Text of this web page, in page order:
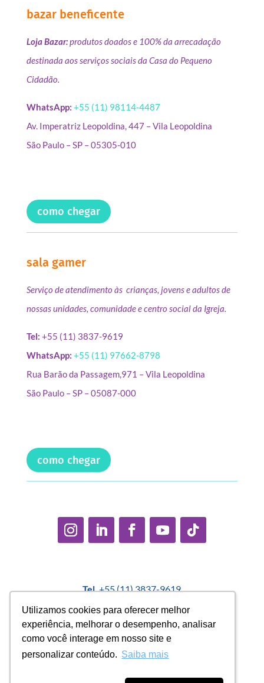
Utilizamos cookies para oferecer melhor
experiência, melhorar o desempenho, analisar
como você interage em nosso site e
personalizar conteúdo. Saiba mais
Utilizamos cookies para oferecer melhor
experiência, melhorar o desempenho, analisar
como você interage em nosso site e
personalizar conteúdo. Saiba mais
bazar beneficente
Loja Bazar:produtos doados e 100% da arrecadação
destinada aos serviços sociais da Casa do Pequeno
Cidadão.
WhatsApp: +55 (11) 98114-4487
Av. Imperatriz Leopoldina, 447 – Vila Leopoldina
São Paulo – SP – 05305-010
como chegar
sala gamer
Serviço de atendimento às crianças, jovens e adultos de
nossas unidades, comunidade e centro social da Igreja.
Tel: +55 (11) 3837-9619
WhatsApp: +55 (11) 97662-8798
Rua Barão da Passagem,971 – Vila Leopoldina
São Paulo – SP – 05087-000
como chegar
Tel.+55 (11) 3837-9619
Política Interna de Proteção de Dados |Encarregado de
Dados: Marcelo Correa |
denuncias@casadopequenocidadao.org.br